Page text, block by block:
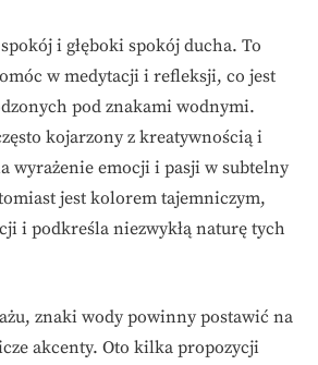
i głęboki spokój ducha. To
w medytacji i refleksji, co jest
pod znakami wodnymi.
kojarzony z kreatywnością i
wyrażenie emocji i pasji w subtelny
jest kolorem tajemniczym,
i podkreśla niezwykłą naturę tych
znaki wody powinny postawić na
akcenty. Oto kilka propozycji